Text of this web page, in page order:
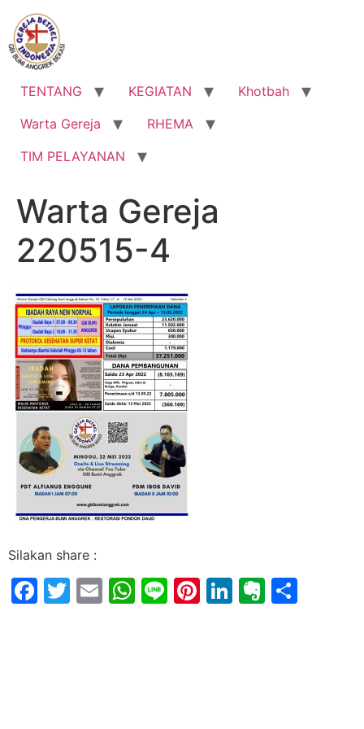
Lewati
konten
TENTANG KEGIATAN
Khotbah
Warta Gereja
RHEMA
TIM PELAYANAN
Warta Gereja
220515-4
Silakan share :
Facebook
Twitter
EmailWhatsApp
LinePinterest
LinkedIn